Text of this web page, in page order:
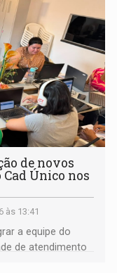
de novos
Único nos
às 13:41
a equipe do
de atendimento